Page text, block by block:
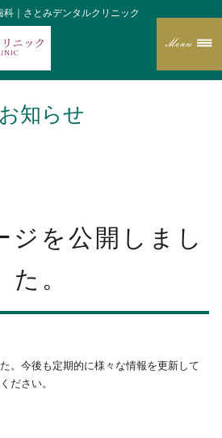
｜さとみデンタルクリニック
お知らせ
ジを公開しまし
た。
。今後も定期的に様々な情報を更新して
ださい。